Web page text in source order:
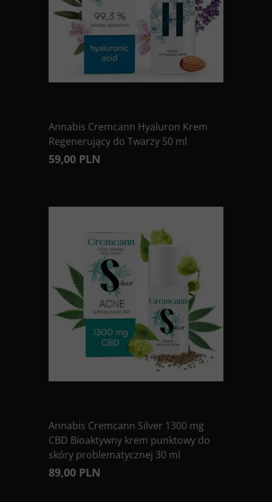
Annabis Cremcann Hyaluron Krem
Regenerujący do Twarzy 50 ml
59,00 PLN
Annabis Cremcann Silver 1300 mg
CBD Bioaktywny krem punktowy do
skóry problematycznej 30 ml
89,00 PLN